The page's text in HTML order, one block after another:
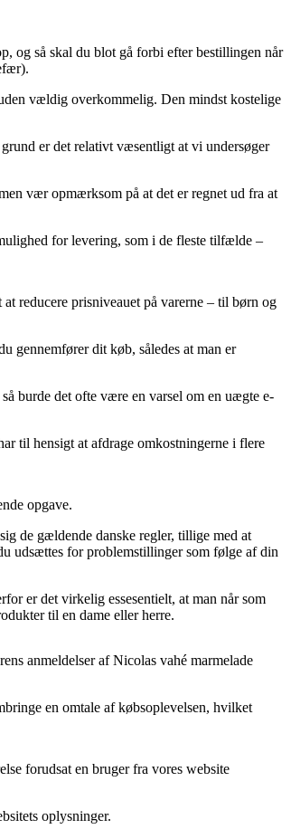
og så skal du blot gå forbi efter bestillingen når
vældig overkommelig. Den mindst kostelige
er det relativt væsentligt at vi undersøger
vær opmærksom på at det er regnet ud fra at
for levering, som i de fleste tilfælde –
reducere prisniveauet på varerne – til børn og
gennemfører dit køb, således at man er
burde det ofte være en varsel om en uægte e-
til hensigt at afdrage omkostningerne i flere
opgave.
de gældende danske regler, tillige med at
udsættes for problemstillinger som følge af din
er det virkelig essesentielt, at man når som
til en dame eller herre.
anmeldelser af Nicolas vahé marmelade
en omtale af købsoplevelsen, hvilket
forudsat en bruger fra vores website
oplysninger.